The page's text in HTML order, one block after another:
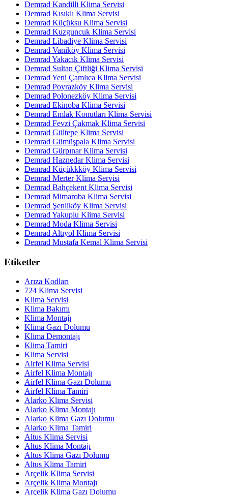
Demrad Kandilli Klima Servisi
Demrad Kısıklı Klima Servisi
Demrad Küçüksu Klima Servisi
Demrad Kuzguncuk Klima Servisi
Demrad Libadiye Klima Servisi
Demrad Vaniköy Klima Servisi
Demrad Yakacık Klima Servisi
Demrad Sultan Çiftliği Klima Servisi
Demrad Yeni Çamlıca Klima Servisi
Demrad Poyrazköy Klima Servisi
Demrad Polonezköy Klima Servisi
Demrad Ekinoba Klima Servisi
Demrad Emlak Konutları Klima Servisi
Demrad Fevzi Çakmak Klima Servisi
Demrad Gültepe Klima Servisi
Demrad Gümüşpala Klima Servisi
Demrad Gürpınar Klima Servisi
Demrad Haznedar Klima Servisi
Demrad Küçükkköy Klima Servisi
Demrad Merter Klima Servisi
Demrad Bahçekent Klima Servisi
Demrad Mimaroba Klima Servisi
Demrad Şenliköy Klima Servisi
Demrad Yakuplu Klima Servisi
Demrad Moda Klima Servisi
Demrad Altıyol Klima Servisi
Demrad Mustafa Kemal Klima Servisi
Etiketler
Arıza Kodları
724 Klima Servisi
Klima Servisi
Klima Bakımı
Klima Montajı
Klima Gazı Dolumu
Klima Demontajı
Klima Tamiri
Klima Servisi
Airfel Klima Servisi
Airfel Klima Montajı
Airfel Klima Gazı Dolumu
Airfel Klima Tamiri
Alarko Klima Servisi
Alarko Klima Montajı
Alarko Klima Gazı Dolumu
Alarko Klima Tamiri
Altus Klima Servisi
Altus Klima Montajı
Altus Klima Gazı Dolumu
Altus Klima Tamiri
Arçelik Klima Servisi
Arçelik Klima Montajı
Arçelik Klima Gazı Dolumu